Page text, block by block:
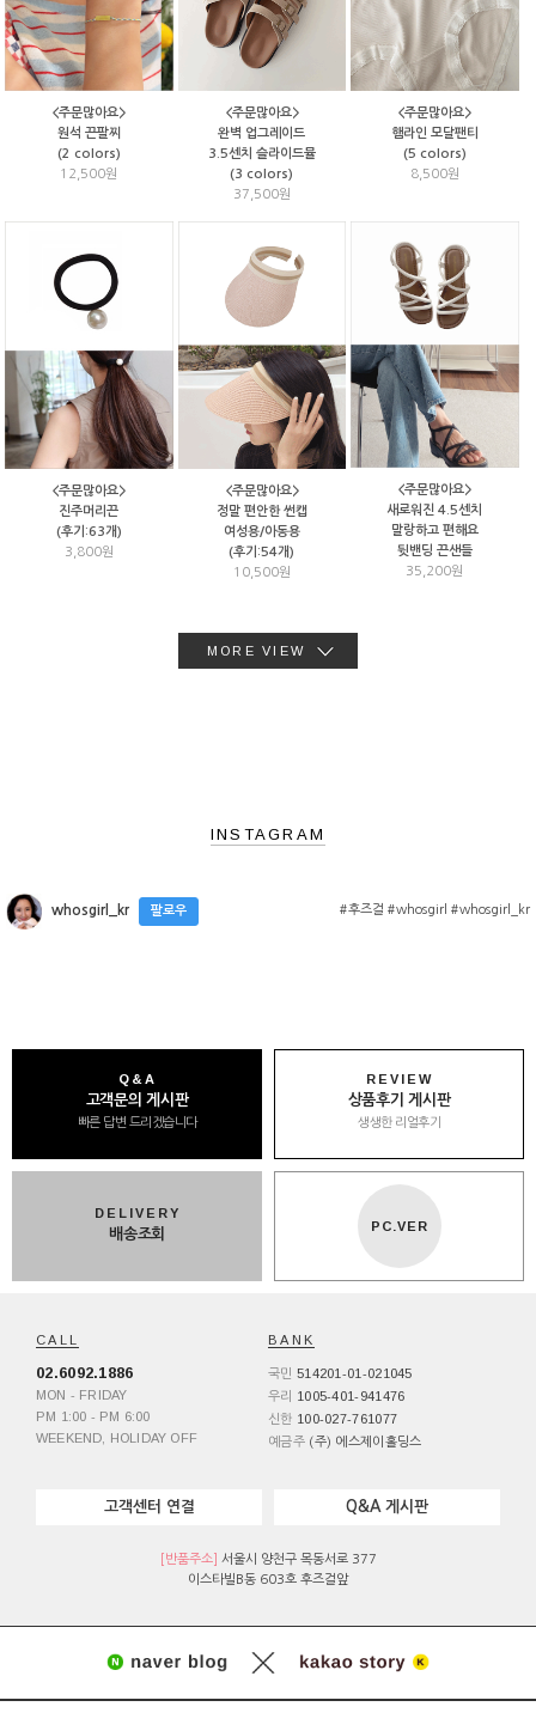
<주문많아요>
원석 끈팔찌
(2 colors)
12,500원
<주문많아요>
완벽 업그레이드
3.5센치 슬라이드뮬
(3 colors)
37,500원
<주문많아요>
햄라인 모달팬티
(5 colors)
8,500원
<주문많아요>
진주머리끈
(후기:63개)
3,800원
<주문많아요>
정말 편안한 썬캡
여성용/아동용
(후기:54개)
10,500원
<주문많아요>
새로워진 4.5센치
말랑하고 편해요
뒷밴딩 끈샌들
35,200원
MORE VIEW
INSTAGRAM
whosgirl_kr 팔로우 #후즈걸 #whosgirl #whosgirl_kr
Q&A
고객문의 게시판
빠른 답변 드리겠습니다
REVIEW
상품후기 게시판
생생한 리얼후기
DELIVERY
배송조회 PC.VER
CALL
02.6092.1886
MON - FRIDAY
PM 1:00 - PM 6:00
WEEKEND, HOLIDAY OFF
BANK
국민 514201-01-021045
우리 1005-401-941476
신한 100-027-761077
예금주 (주) 에스제이홀딩스
고객센터 연결 Q&A 게시판
[반품주소]
서울시 양천구 목동서로 377
이스타빌B동 603호 후즈걸앞